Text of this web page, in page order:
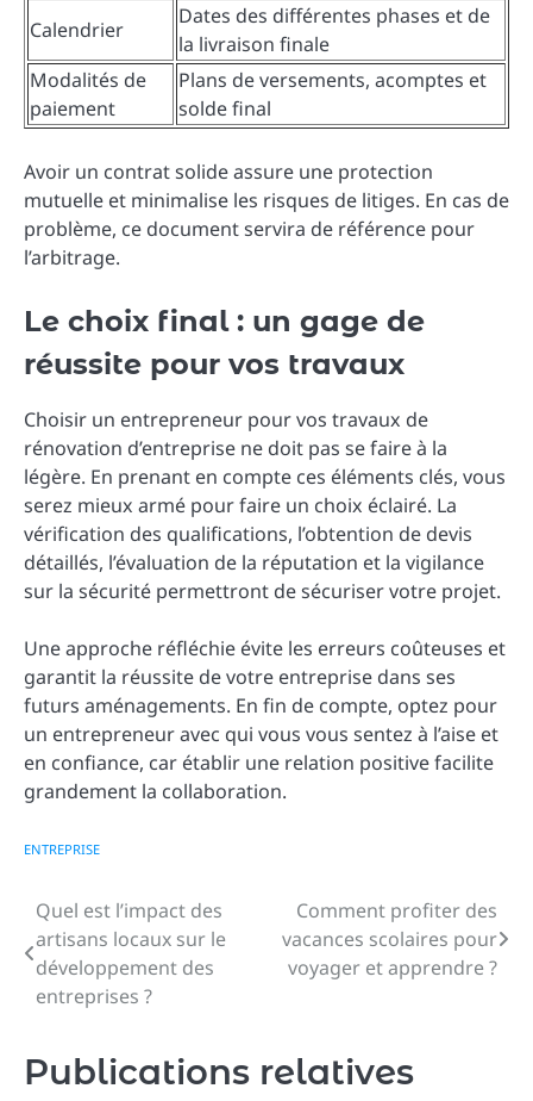
Calendrier
Dates des différentes phases et de
la livraison finale
Modalités de
paiement
Plans de versements, acomptes et
solde final
Avoir un contrat solide assure une protection
mutuelle et minimalise les risques de litiges. En cas de
problème, ce document servira de référence pour
l’arbitrage.
Le choix final : un gage de
réussite pour vos travaux
Choisir un entrepreneur pour vos travaux de
rénovation d’entreprise ne doit pas se faire à la
légère. En prenant en compte ces éléments clés, vous
serez mieux armé pour faire un choix éclairé. La
vérification des qualifications, l’obtention de devis
détaillés, l’évaluation de la réputation et la vigilance
sur la sécurité permettront de sécuriser votre projet.
Une approche réfléchie évite les erreurs coûteuses et
garantit la réussite de votre entreprise dans ses
futurs aménagements. En fin de compte, optez pour
un entrepreneur avec qui vous vous sentez à l’aise et
en confiance, car établir une relation positive facilite
grandement la collaboration.
ENTREPRISE
Navigation
de
l’article
Quel est l’impact des
artisans locaux sur le
développement des
entreprises ?
Comment profiter des
vacances scolaires pour
voyager et apprendre ?
Publications relatives